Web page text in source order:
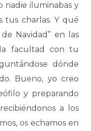
nadie iluminabas y
tus charlas. Y qué
Navidad” en las
facultad con tu
dónde
Bueno, yo creo
y preparando
a los
os echamos en